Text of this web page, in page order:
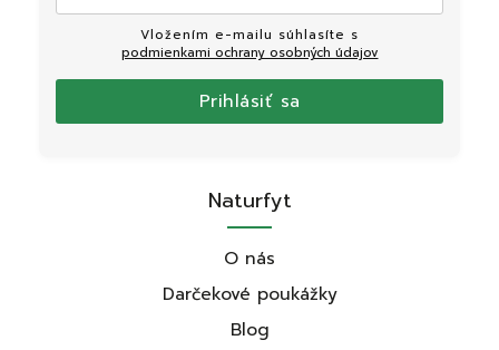
podmienkami ochrany osobných údajov
Prihlásiť sa
Naturfyt
O nás
Darčekové poukážky
Blog